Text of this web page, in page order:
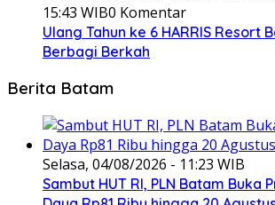
15:43 WIB0 Komentar
Ulang Tahun ke 6 HARRIS Resort
Berbagi Berkah
Berita Batam
Selasa, 04/08/2026 - 11:23 WIB
Sambut HUT RI, PLN Batam Buka